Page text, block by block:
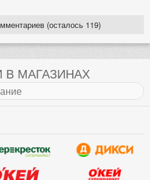
(осталось 119)
В МАГАЗИНАХ